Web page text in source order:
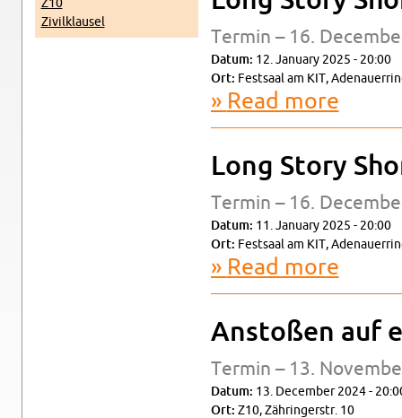
Z10
Zivilk­lausel
Ter­min – 16.
Datum: 12. Jan­u­ary 2025 - 20:00
Ort: Fest­saal am KIT,
Read more
Long Story
Ter­min – 16.
Datum: 11. Jan­u­ary 2025 - 20:00
Ort: Fest­saal am KIT,
Read more
Anstoßen auf
Ter­min – 13.
Datum: 13. De­cem­ber 2024 -
Ort: Z10, Zähringer­str. 10